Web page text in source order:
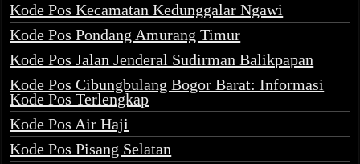
Kode Pos Kecamatan Kedunggalar Ngawi
Kode Pos Pondang Amurang Timur
Kode Pos Jalan Jenderal Sudirman Balikpapan
Kode Pos Cibungbulang Bogor Barat: Informasi
Kode Pos Terlengkap
Kode Pos Air Haji
Kode Pos Pisang Selatan